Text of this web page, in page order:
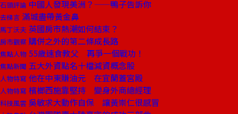
石頭評論 中國人發現美洲？——鴨子告訴你
去梯言 滿城盡帶黃金鼻
馬丁沃夫 英國房市熱潮如何結束？
房市觀察 購併之外的第二條成長路
焦點人物 55歲速食教父 再爭一個戰功！
焦點新聞 五大外資點名十檔減資概念股
人物特寫 他在中東賺油元 在宜蘭蓋宮殿
人物特寫 檳榔西施靠堅持 變身外商總經理
科技風雲 吳敏求大動作自保 讓黃崇仁很感冒